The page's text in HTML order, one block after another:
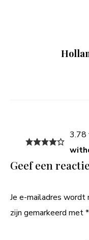
3.78
Geef een reactie
Je e-mailadres wordt
zijn gemarkeerd met*